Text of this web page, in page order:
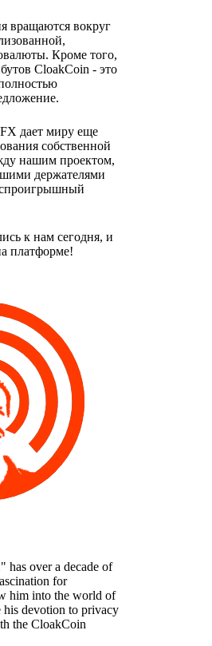
вращаются вокруг
Кроме того,
CloakCoin - это
дает миру еще
собственной
нашим проектом,
держателями
к нам сегодня, и
платформе!
has over a decade of
for
him into the world of
devotion to privacy
the CloakCoin